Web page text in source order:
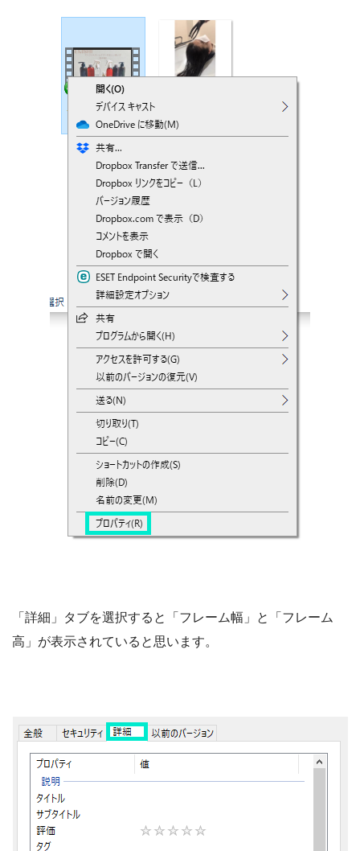
「詳細」タブを選択すると「フレーム幅」と「フレーム
高」が表示されていると思います。